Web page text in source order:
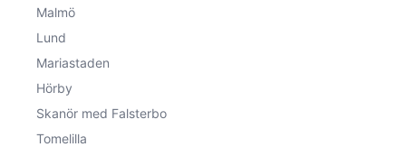
Malmö
Lund
Mariastaden
Hörby
Skanör med Falsterbo
Tomelilla